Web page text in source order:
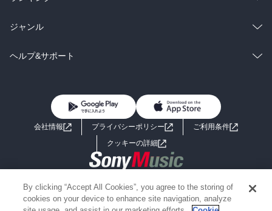
ところ。ストーンスタンプと岩でわざわざ名称を分けたりとか、ク
れにくくくないか？まぁ2話までしか読んでないのでわからないけ
1年以上たってから2話以降を読んだので、いい具合に前の忘れてて
あまり違和感なく読める。
BL・TL
雑誌・グラビア
BL・TL
ラノベ
雑誌・グラビア
総合
ラノベ
ジャンル
コミック
ライトノベル 男子向けラノベ
小説
海外小説
ミステリー SF
ヘルプ&サポート
よくあるご質問 お問い合わせ
会社情報 プライバシーポリシー
ご利用条件
クッキーの詳細
Copyright 2017 - 2026 Sony Music Entertainment(Japan) Inc.
Information on the site is for the Japan domestic market only
powered by
By clicking “Accept All Cookies”, you agree to the storing of
cookies on your device to enhance site navigation, analyze